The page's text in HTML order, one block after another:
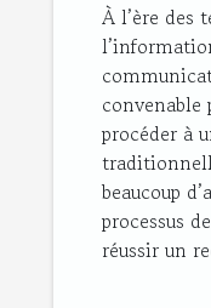
À l’ère des
convenable
procéder à
beaucoup
processus
réussir un